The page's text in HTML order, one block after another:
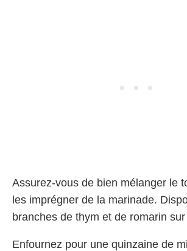
Assurez-vous de bien mélanger le
les imprégner de la marinade.
branches de thym et de romarin
Enfournez pour une quinzaine de